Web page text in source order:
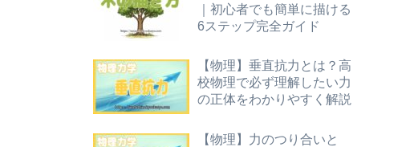
｜初心者でも簡単に描ける
6ステップ完全ガイド
【物理】垂直抗力とは？高
校物理で必ず理解したい力
の正体をわかりやすく解説
【物理】力のつり合いと